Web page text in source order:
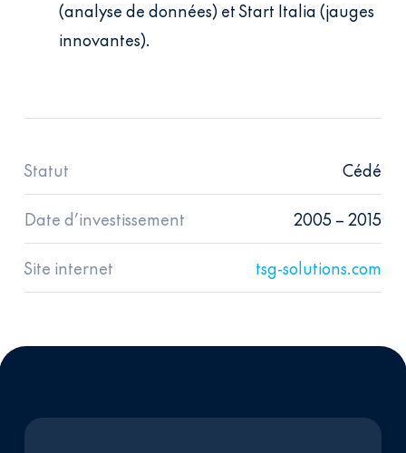
(analyse de données) et Start Italia (jauges
innovantes).
Statut Cédé
Date d’investissement 2005 – 2015
Site internet tsg-solutions.com